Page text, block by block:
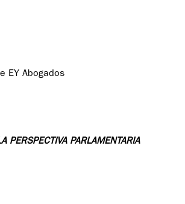
EY Abogados
PERSPECTIVA PARLAMENTARIA